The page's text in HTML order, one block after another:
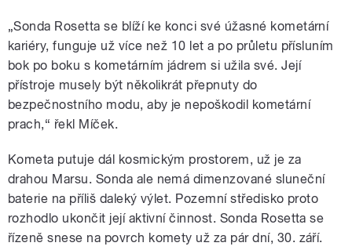
„Sonda Rosetta se blíží ke konci své úžasné kometární
kariéry, funguje už více než 10 let a po průletu přísluním
bok po boku s kometárním jádrem si užila své. Její
přístroje musely být několikrát přepnuty do
bezpečnostního modu, aby je nepoškodil kometární
prach,“ řekl Míček.
Kometa putuje dál kosmickým prostorem, už je za
drahou Marsu. Sonda ale nemá dimenzované sluneční
baterie na příliš daleký výlet. Pozemní středisko proto
rozhodlo ukončit její aktivní činnost. Sonda Rosetta se
řízeně snese na povrch komety už za pár dní, 30. září.